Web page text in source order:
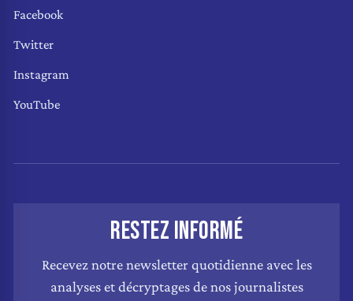
Facebook
Twitter
Instagram
YouTube
RESTEZ INFORMÉ
Recevez notre newsletter quotidienne avec les
analyses et décryptages de nos journalistes